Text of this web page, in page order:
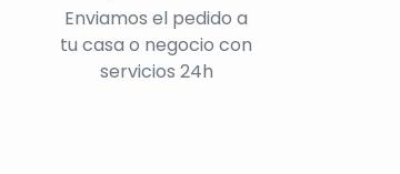
Enviamos el pedido a
tu casa o negocio con
servicios 24h